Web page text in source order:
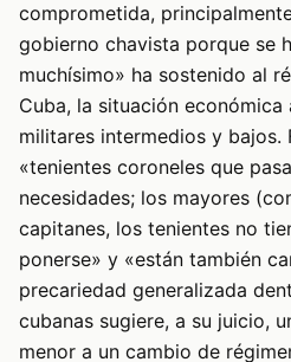
comprometida,
gobierno chavista porque se
muchísimo» ha sostenido al
Cuba, la situación
militares intermedios y bajos.
«tenientes coroneles que
necesidades; los mayores
capitanes, los tenientes no
ponerse» y «están también
precariedad generalizada
cubanas sugiere, a su juicio,
menor a un cambio de